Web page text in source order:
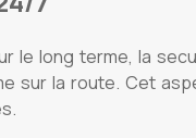
le long terme, la
sur la route. Cet